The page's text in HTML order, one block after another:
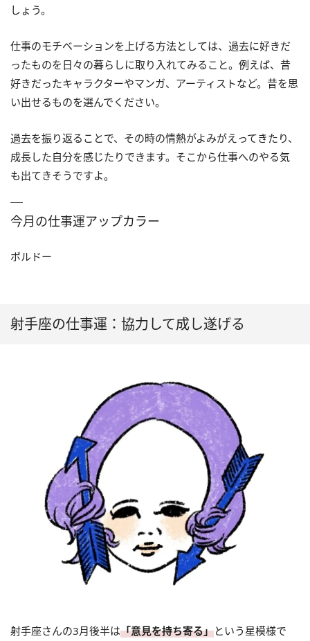
しょう。
仕事のモチベーションを上げる方法としては、過去に好きだ
ったものを日々の暮らしに取り入れてみること。例えば、昔
好きだったキャラクターやマンガ、アーティストなど。昔を思
い出せるものを選んでください。
過去を振り返ることで、その時の情熱がよみがえってきたり、
成長した自分を感じたりできます。そこから仕事へのやる気
も出てきそうですよ。
今月の仕事運アップカラー
ボルドー
射手座の仕事運：協力して成し遂げる
射手座さんの3月後半は「意見を持ち寄る」という星模様で